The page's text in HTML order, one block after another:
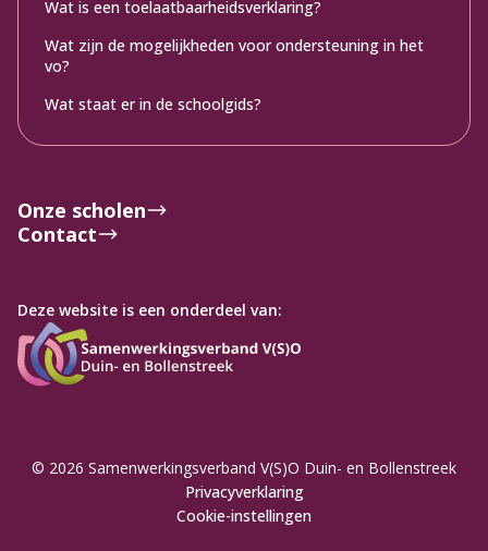
Wat is een toelaatbaarheidsverklaring?
Wat zijn de mogelijkheden voor ondersteuning in het
vo?
Wat staat er in de schoolgids?
Onze scholen
Contact
Deze website is een onderdeel van:
© 2026 Samenwerkingsverband V(S)O Duin- en Bollenstreek
Privacyverklaring
Cookie-instellingen